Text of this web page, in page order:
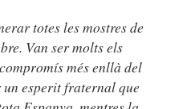
totes les mostres de
Van ser molts els
més enllà del
esperit fraternal que